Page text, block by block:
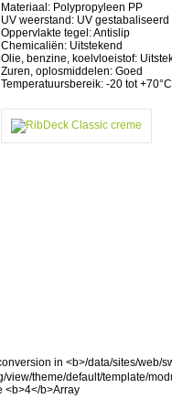
Materiaal: Polypropyleen PP
UV weerstand: UV
Oppervlakte tegel: Antislip
Chemicaliën: Uitstekend
Olie, benzine, koelvloeistof:
Zuren, oplosmiddelen: Goed
Temperatuursbereik: -20 tot +70°C